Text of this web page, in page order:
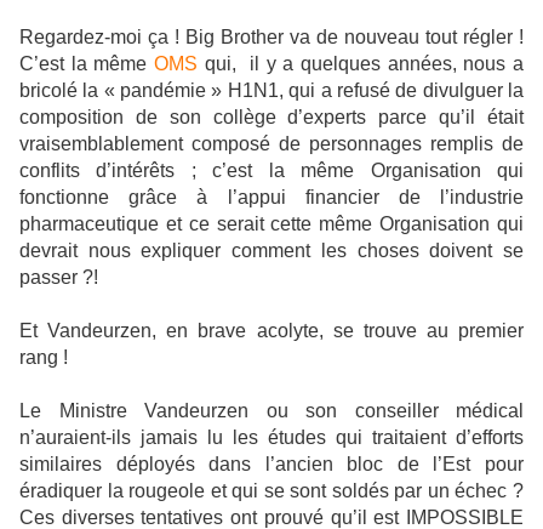
Regardez-moi ça ! Big Brother va de nouveau tout régler !
C’est la même OMS qui,
il y a quelques années, nous a
bricolé la « pandémie » H1N1, qui a refusé de divulguer la
composition de son collège d’experts parce qu’il était
vraisemblablement composé de personnages remplis de
conflits d’intérêts ; c’est la même Organisation qui
fonctionne grâce à l’appui financier de l’industrie
pharmaceutique et ce serait cette même Organisation qui
devrait nous expliquer comment les choses doivent se
passer ?!
Et Vandeurzen, en brave acolyte, se trouve au premier
rang !
Le Ministre Vandeurzen ou son conseiller médical
n’auraient-ils jamais lu les études qui traitaient d’efforts
similaires déployés dans l’ancien bloc de l’Est pour
éradiquer la rougeole et qui se sont soldés par un échec ?
Ces diverses tentatives ont prouvé qu’il est IMPOSSIBLE